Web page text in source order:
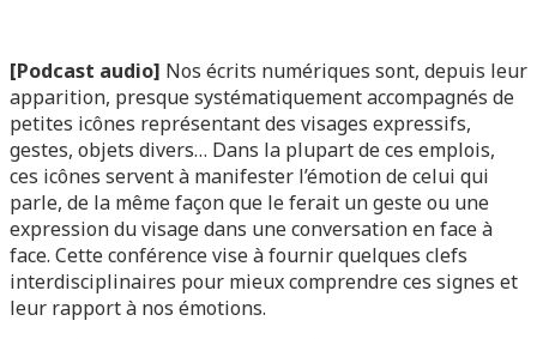
[Podcast audio] Nos écrits numériques sont, depuis leur
apparition, presque systématiquement accompagnés de
petites icônes représentant des visages expressifs,
gestes, objets divers… Dans la plupart de ces emplois,
ces icônes servent à manifester l’émotion de celui qui
parle, de la même façon que le ferait un geste ou une
expression du visage dans une conversation en face à
face. Cette conférence vise à fournir quelques clefs
interdisciplinaires pour mieux comprendre ces signes et
leur rapport à nos émotions.